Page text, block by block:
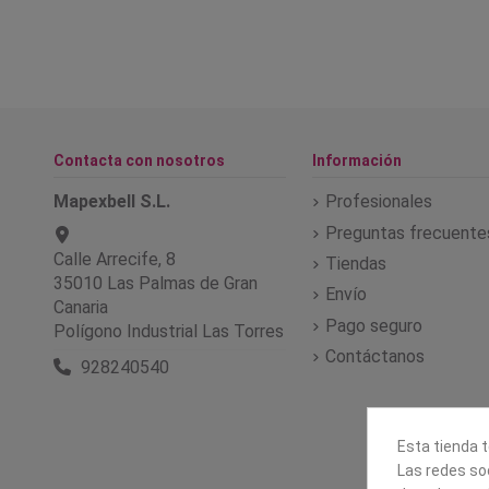
Contacta con nosotros
Mapexbell S.L.
Calle Arrecife, 8
35010 Las Palmas de Gran
Canaria
Polígono Industrial Las Torres
928240540
Información
Profesionales
Preguntas
Tiendas
Envío
Pago seguro
Contáctanos
Esta tienda
Las redes